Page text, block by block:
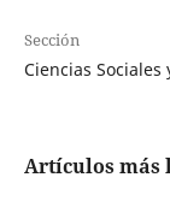
Sección
Ciencias
Artículos más